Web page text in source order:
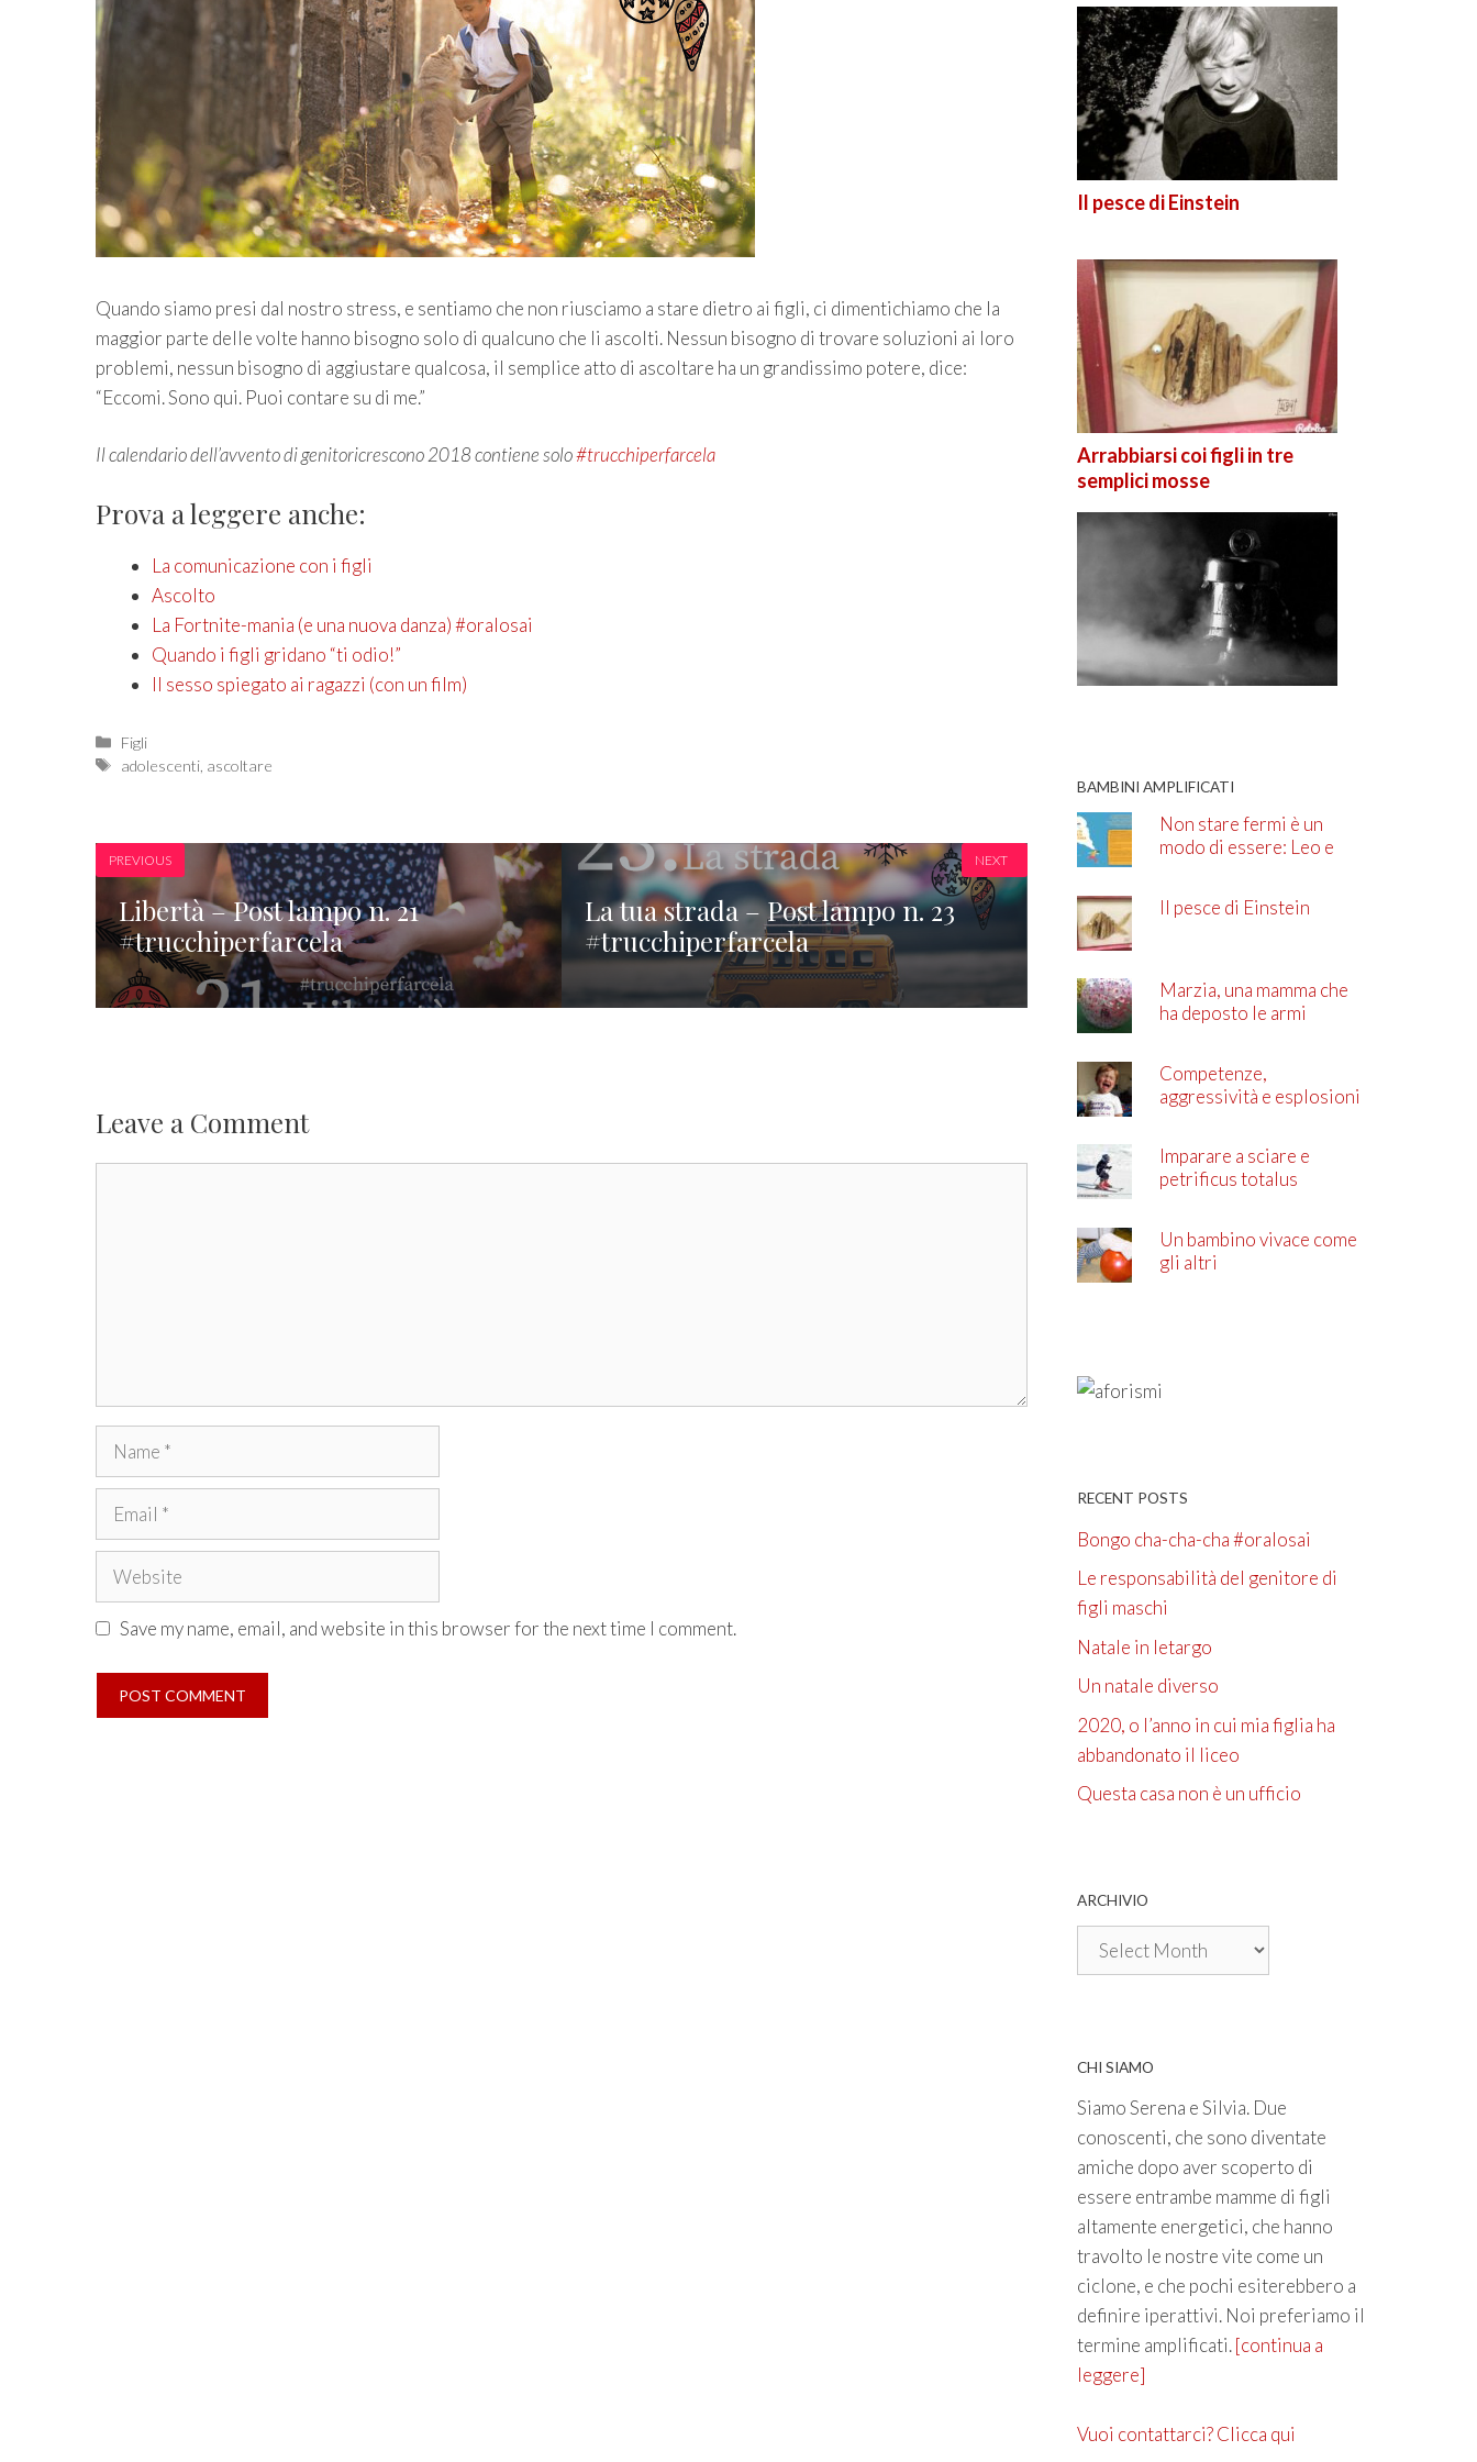
Quando siamo presi dal nostro stress, e sentiamo che non riusciamo a stare dietro ai figli, ci dimentichiamo che la
maggior parte delle volte hanno bisogno solo di qualcuno che li ascolti. Nessun bisogno di trovare soluzioni ai loro
problemi, nessun bisogno di aggiustare qualcosa, il semplice atto di ascoltare ha un grandissimo potere, dice:
“Eccomi. Sono qui. Puoi contare su di me.”
Il calendario dell’avvento di genitoricrescono 2018 contiene solo#trucchiperfarcela
Prova a leggere anche:
La comunicazione con i figli
Ascolto
La Fortnite-mania (e una nuova danza) #oralosai
Quando i figli gridano “ti odio!”
Il sesso spiegato ai ragazzi (con un film)
Categories
Figli
Tags
adolescenti ascoltare
PREVIOUS
Libertà – Post lampo n. 21
#trucchiperfarcela
La tua strada – Post lampo n. 23
#trucchiperfarcela
NEXT
Leave a Comment
Name
Email
Website
Save my name, email, and website in this browser for the next time I comment.
Il pesce di Einstein
Arrabbiarsi coi figli in tre
semplici mosse
BAMBINI AMPLIFICATI
Non stare fermi è un
modo di essere: Leo e
Il pesce di Einstein
Marzia, una mamma che
ha deposto le armi
Competenze,
aggressività e esplosioni
Imparare a sciare e
petrificus totalus
Un bambino vivace come
gli altri
RECENT POSTS
Bongo cha-cha-cha #oralosai
Le responsabilità del genitore di
figli maschi
Natale in letargo
Un natale diverso
2020, o l’anno in cui mia figlia ha
abbandonato il liceo
Questa casa non è un ufficio
ARCHIVIO
Archivio
CHI SIAMO
Siamo Serena e Silvia. Due
conoscenti, che sono diventate
amiche dopo aver scoperto di
essere entrambe mamme di figli
altamente energetici, che hanno
travolto le nostre vite come un
ciclone, e che pochi esiterebbero a
definire iperattivi. Noi preferiamo il
termine amplificati.[continua a
leggere]
Vuoi contattarci? Clicca qui